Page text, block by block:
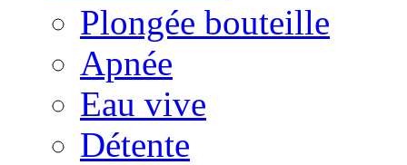
Plongée bouteille
Apnée
Eau vive
Détente